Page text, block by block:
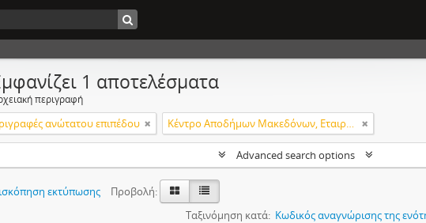
1 αποτελέσματα
περιγραφή
ανώτατου επιπέδου Κέντρο Αποδήμων Μακεδόνων, Εταιρεία Μακεδονικών Σπουδών.
Advanced search options
εκτύπωσης
Προβολή:
Ταξινόμηση κατά: Κωδικός αναγνώρισης της